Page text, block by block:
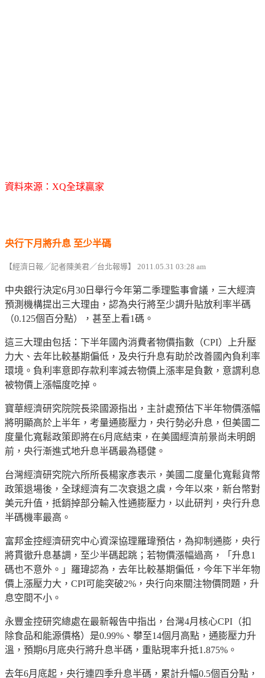
資料來源：XQ全球贏家
央行下月將升息 至少半碼
【經濟日報╱記者陳美君／台北報導】 2011.05.31 03:28 am
中央銀行決定6月30日舉行今年第二季理監事會議，三大經濟
預測機構提出三大理由，認為央行將至少調升貼放利率半碼
（0.125個百分點），甚至上看1碼。
這三大理由包括：下半年國內消費者物價指數（CPI）上升壓
力大、去年比較基期偏低，及央行升息有助於改善國內負利率
環境。負利率意即存款利率減去物價上漲率是負數，意謂利息
被物價上漲幅度吃掉。
寶華經濟研究院院長梁國源指出，主計處預估下半年物價漲幅
將明顯高於上半年，考量通膨壓力，央行勢必升息，但美國二
度量化寬鬆政策即將在6月底結束，在美國經濟前景尚未明朗
前，央行漸進式地升息半碼最為穩健。
台灣經濟研究院六所所長楊家彥表示，美國二度量化寬鬆貨幣
政策退場後，全球經濟有二次衰退之虞，今年以來，新台幣對
美元升值，抵銷掉部分輸入性通膨壓力，以此研判，央行升息
半碼機率最高。
富邦金控經濟研究中心資深協理羅瑋預估，為抑制通膨，央行
將貫徹升息基調，至少半碼起跳；若物價漲幅過高，「升息1
碼也不意外。」羅瑋認為，去年比較基期偏低，今年下半年物
價上漲壓力大，CPI可能突破2%，央行向來關注物價問題，升
息空間不小。
永豐金控研究總處在最新報告中指出，台灣4月核心CPI（扣
除食品和能源價格）是0.99%、攀至14個月高點，通膨壓力升
溫，預期6月底央行將升息半碼，重貼現率升抵1.875%。
去年6月底起，央行連四季升息半碼，累計升幅0.5個百分點，